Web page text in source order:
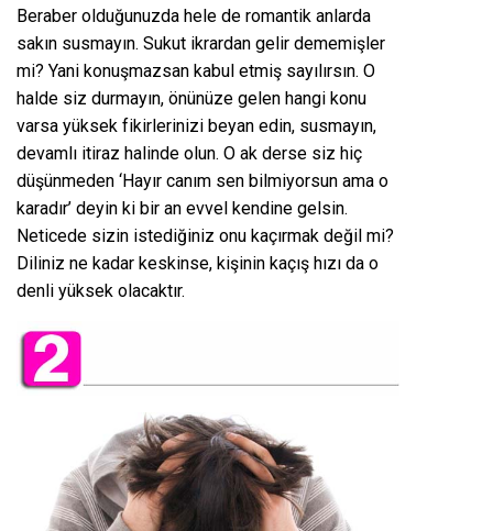
Beraber olduğunuzda hele de romantik anlarda
sakın susmayın. Sukut ikrardan gelir dememişler
mi? Yani konuşmazsan kabul etmiş sayılırsın. O
halde siz durmayın, önünüze gelen hangi konu
varsa yüksek fikirlerinizi beyan edin, susmayın,
devamlı itiraz halinde olun. O ak derse siz hiç
düşünmeden ‘Hayır canım sen bilmiyorsun ama o
karadır’ deyin ki bir an evvel kendine gelsin.
Neticede sizin istediğiniz onu kaçırmak değil mi?
Diliniz ne kadar keskinse, kişinin kaçış hızı da o
denli yüksek olacaktır.